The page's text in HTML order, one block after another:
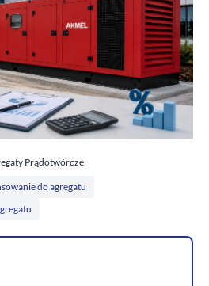
Prądotwórcze
do agregatu